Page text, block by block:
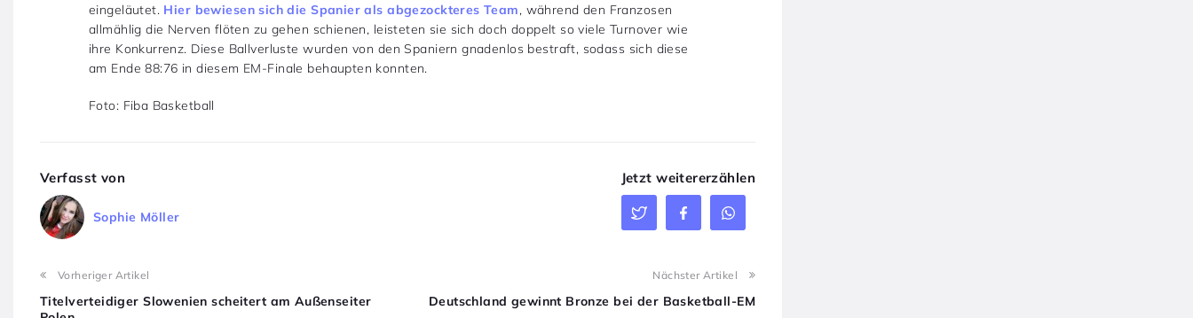
eingeläutet. Hier bewiesen sich die Spanier als abgezockteres Team, während den Franzosen
allmählig die Nerven flöten zu gehen schienen, leisteten sie sich doch doppelt so viele Turnover wie
ihre Konkurrenz. Diese Ballverluste wurden von den Spaniern gnadenlos bestraft, sodass sich diese
am Ende 88:76 in diesem EM-Finale behaupten konnten.
Foto: Fiba Basketball
Verfasst von
Sophie Möller
Jetzt weitererzählen
Vorheriger Artikel
Titelverteidiger Slowenien scheitert am Außenseiter
Nächster Artikel
Deutschland gewinnt Bronze bei der Basketball-EM